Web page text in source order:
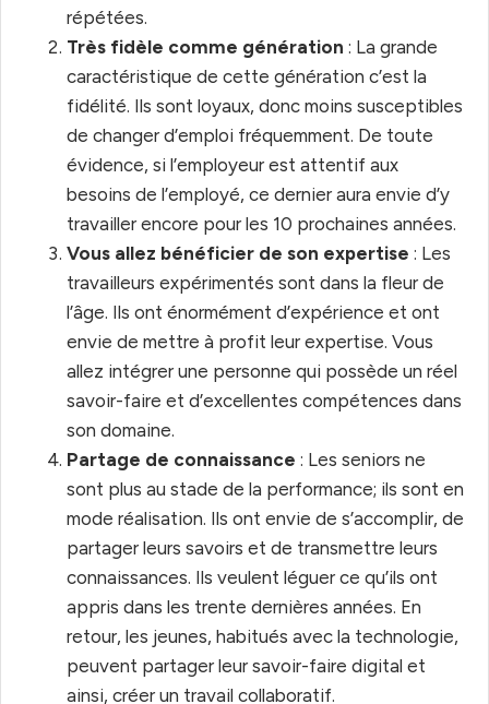
répétées.
Très fidèle comme génération : La grande
caractéristique de cette génération c’est la
fidélité. Ils sont loyaux, donc moins susceptibles
de changer d’emploi fréquemment. De toute
évidence, si l’employeur est attentif aux
besoins de l’employé, ce dernier aura envie d’y
travailler encore pour les 10 prochaines années.
Vous allez bénéficier de son expertise : Les
travailleurs expérimentés sont dans la fleur de
l’âge. Ils ont énormément d’expérience et ont
envie de mettre à profit leur expertise. Vous
allez intégrer une personne qui possède un réel
savoir-faire et d’excellentes compétences dans
son domaine.
Partage de connaissance : Les seniors ne
sont plus au stade de la performance; ils sont en
mode réalisation. Ils ont envie de s’accomplir, de
partager leurs savoirs et de transmettre leurs
connaissances. Ils veulent léguer ce qu’ils ont
appris dans les trente dernières années. En
retour, les jeunes, habitués avec la technologie,
peuvent partager leur savoir-faire digital et
ainsi, créer un travail collaboratif.